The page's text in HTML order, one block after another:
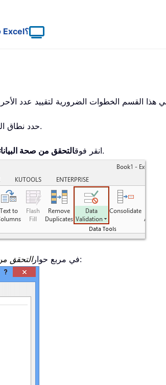
فيديو: كيف تحدّد طول الأحرف المسموح به في خلية Excel؟
حدد نطاق الخلايا الذي ترغب في تطبيق حدٍّ لطول الأحرف عليه.
انقر فوقالتحقق من صحة .
في مربع حوارالتحقق ، يُرجى ضبط قاعدة التحقق كما يلي: